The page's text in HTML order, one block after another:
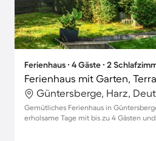
Ferienhaus ∙ 4 Gäste ∙ 2
Ferienhaus mit Garten,
Güntersberge, Harz,
Gemütliches Ferienhaus in
erholsame Tage mit bis zu 4 Gästen